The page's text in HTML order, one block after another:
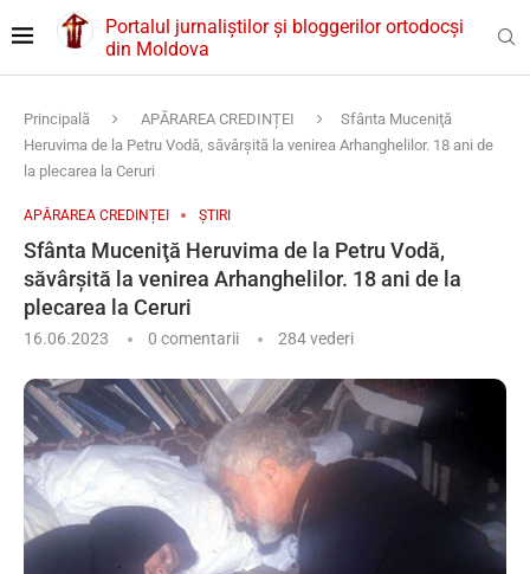
Portalul jurnaliștilor și bloggerilor ortodocși
din Moldova
Principală APĂRAREA CREDINȚEI
Sfânta Muceniţă
Heruvima de la Petru Vodă, săvârşită la venirea Arhanghelilor. 18 ani de
la plecarea la Ceruri
APĂRAREA CREDINȚEI ȘTIRI
Sfânta Muceniţă Heruvima de la Petru Vodă,
săvârşită la venirea Arhanghelilor. 18 ani de la
plecarea la Ceruri
16.06.2023 0 comentarii 284vederi